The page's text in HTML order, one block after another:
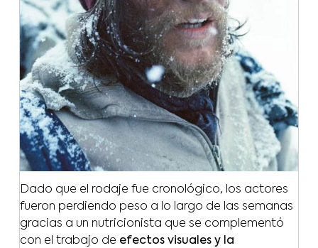
Dado que el rodaje fue cronológico, los actores
fueron perdiendo peso a lo largo de las semanas
gracias a un nutricionista que se complementó
con el trabajo de efectos visuales y la